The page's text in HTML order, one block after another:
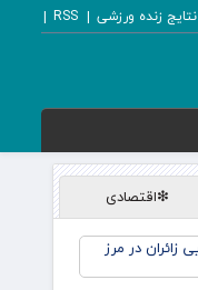
نتایج زنده ورزشی RSS
❇اقتصادی